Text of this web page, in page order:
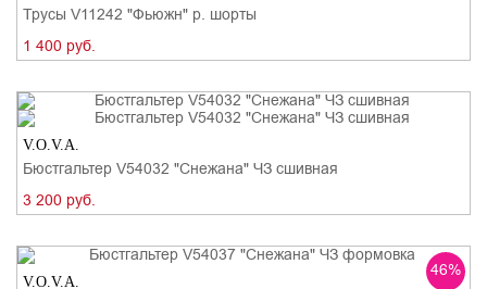
Трусы V11242 "Фьюжн" р. шорты
1 400 руб.
V.O.V.A.
Бюстгальтер V54032 "Снежана" ЧЗ сшивная
3 200 руб.
46%
V.O.V.A.